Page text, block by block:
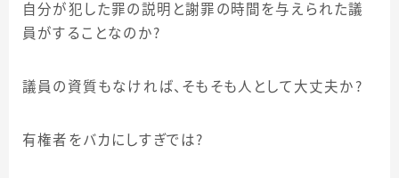
自分が犯した罪の説明と謝罪の時間を与えられた議
員がすることなのか？
議員の資質もなければ、そもそも人として大丈夫か？
有権者をバカにしすぎでは？